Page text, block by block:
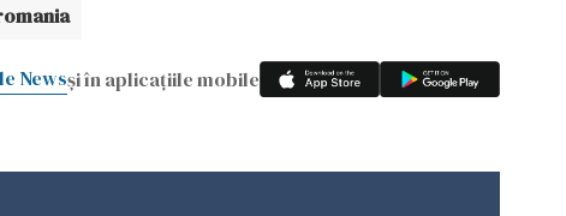
Newsși în aplicațiile mobile